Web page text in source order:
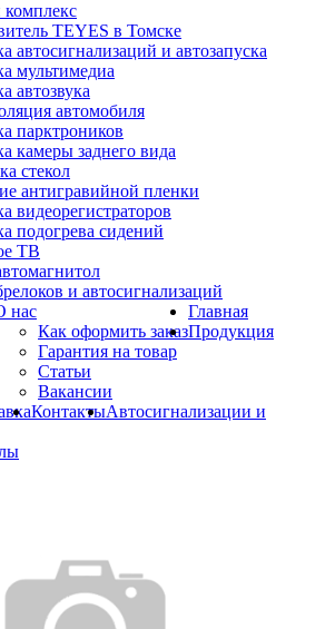
TEYES в Томске
автосигнализаций и автозапуска
мультимедиа
автозвука
автомобиля
парктроников
камеры заднего вида
стекол
антигравийной пленки
видеорегистраторов
подогрева сидений
ТВ
и автосигнализаций
нас
Как оформить заказ
Гарантия на товар
Статьи
Вакансии
Контакты
Главная
Продукция
Автосигнализации и